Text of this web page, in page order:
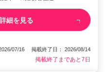
詳細を見る
07/16 掲載終了日： 2026/08/14
掲載終了まであと7日